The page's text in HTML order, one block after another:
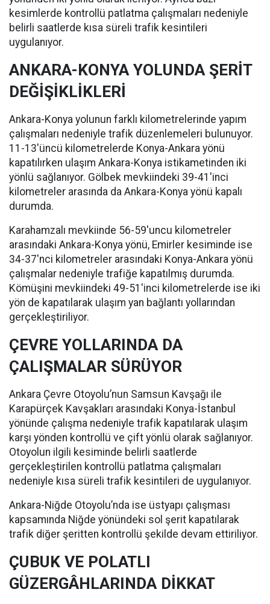
kesimlerde kontrollü patlatma çalışmaları nedeniyle
belirli saatlerde kısa süreli trafik kesintileri
uygulanıyor.
ANKARA-KONYA YOLUNDA ŞERİT
DEĞİŞİKLİKLERİ
Ankara-Konya yolunun farklı kilometrelerinde yapım
çalışmaları nedeniyle trafik düzenlemeleri bulunuyor.
11-13'üncü kilometrelerde Konya-Ankara yönü
kapatılırken ulaşım Ankara-Konya istikametinden iki
yönlü sağlanıyor. Gölbek mevkiindeki 39-41'inci
kilometreler arasında da Ankara-Konya yönü kapalı
durumda.
Karahamzalı mevkiinde 56-59'uncu kilometreler
arasındaki Ankara-Konya yönü, Emirler kesiminde ise
34-37'nci kilometreler arasındaki Konya-Ankara yönü
çalışmalar nedeniyle trafiğe kapatılmış durumda.
Kömüşini mevkiindeki 49-51'inci kilometrelerde ise iki
yön de kapatılarak ulaşım yan bağlantı yollarından
gerçekleştiriliyor.
ÇEVRE YOLLARINDA DA
ÇALIŞMALAR SÜRÜYOR
Ankara Çevre Otoyolu’nun Samsun Kavşağı ile
Karapürçek Kavşakları arasındaki Konya-İstanbul
yönünde çalışma nedeniyle trafik kapatılarak ulaşım
karşı yönden kontrollü ve çift yönlü olarak sağlanıyor.
Otoyolun ilgili kesiminde belirli saatlerde
gerçekleştirilen kontrollü patlatma çalışmaları
nedeniyle kısa süreli trafik kesintileri de uygulanıyor.
Ankara-Niğde Otoyolu’nda ise üstyapı çalışması
kapsamında Niğde yönündeki sol şerit kapatılarak
trafik diğer şeritten kontrollü şekilde devam ettiriliyor.
ÇUBUK VE POLATLI
GÜZERGÂHLARINDA DİKKAT